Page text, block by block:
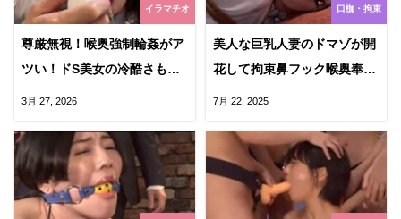
イラマチオ
尊厳無視！喉奥強制輪姦がア
ツい！ドS美女の冷酷さもい
いスパイスのハードイラマで
3月 27, 2026
口枷・拘束
美人な巨乳人妻のドマゾが開
花して拘束鼻フック喉奥奉仕
がエロすぎてボールギャグか
7月 22, 2025